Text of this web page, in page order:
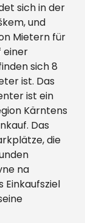
sich in der
und
Mietern für
einer
sich 8
ist. Das
ist ein
Kärntens
Das
die
na